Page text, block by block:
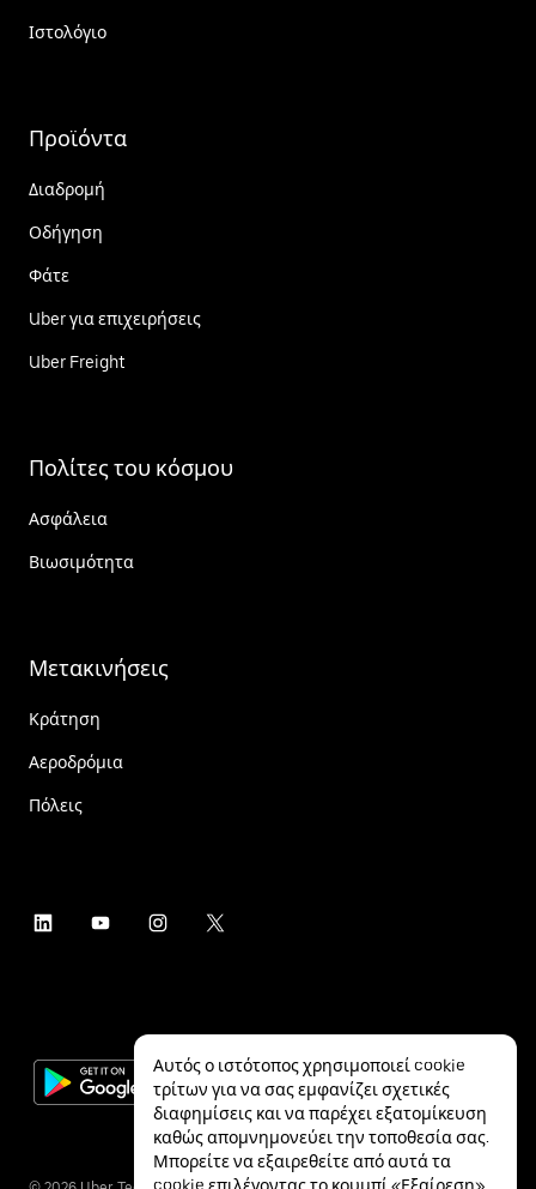
Ιστολόγιο
Προϊόντα
Διαδρομή
Οδήγηση
Φάτε
Uber για επιχειρήσεις
Uber Freight
Πολίτες του κόσμου
Ασφάλεια
Βιωσιμότητα
Μετακινήσεις
Κράτηση
Αεροδρόμια
Πόλεις
Αυτός ο ιστότοπος χρησιμοποιεί cookie
τρίτων για να σας εμφανίζει σχετικές
διαφημίσεις και να παρέχει εξατομίκευση
καθώς απομνημονεύει την τοποθεσία σας.
Μπορείτε να εξαιρεθείτε από αυτά τα